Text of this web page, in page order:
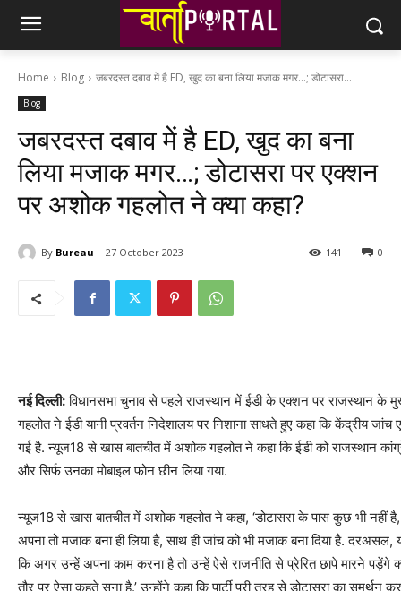
Home Blog जबरदस्त दबाव में है ED, खुद का बना लिया मजाक मगर...; डोटासरा...
Blog
जबरदस्त दबाव में है ED, खुद का बना
लिया मजाक मगर…; डोटासरा पर एक्शन
पर अशोक गहलोत ने क्या कहा?
By Bureau 27 October 2023 0
141
नई दिल्ली:विधानसभा चुनाव से पहले राजस्थान में ईडी के एक्शन पर राजस्थान के
गहलोत ने ईडी यानी प्रवर्तन निदेशालय पर निशाना साधते हुए कहा कि केंद्रीय
गई है. न्यूज18 से खास बातचीत में अशोक गहलोत ने कहा कि ईडी को राजस्थान
और सिर्फ उनका मोबाइल फोन छीन लिया गया.
न्यूज18 से खास बातचीत में अशोक गहलोत ने कहा, ‘डोटासरा के पास कुछ भी नहीं
अपना तो मजाक बना ही लिया है, साथ ही जांच को भी मजाक बना दिया है.
कि अगर उन्हें अपना काम करना है तो उन्हें ऐसे राजनीति से प्रेरित छापे मारने पड़ेंगे
तौर पर ऐसा कहते सुना है.’ उन्होंने कहा कि पार्टी पूरी तरह से डोटासरा का समर्थन